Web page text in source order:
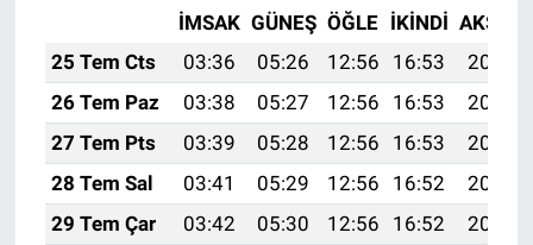
İMSAK GÜNEŞ ÖĞLE İKINDI AKŞAM
25 Tem Cts
03:36 05:26 12:56 16:53
20:17
26 Tem Paz
03:38 05:27 12:56 16:53
20:16
27 Tem Pts
03:39 05:28 12:56 16:53
20:15
28 Tem Sal
03:41 05:29 12:56 16:52
20:14
29 Tem Çar
03:42 05:30 12:56 16:52
20:13